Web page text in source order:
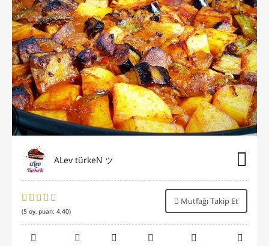
ALev türkeN ツ
(5 oy, puan: 4.40)
Mutfağı Takip Et